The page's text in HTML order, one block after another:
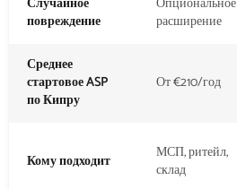
повреждение
расширение
Среднее
стартовое ASP
по Кипру
От €210/год
Кому подходит
МСП, ритейл,
склад